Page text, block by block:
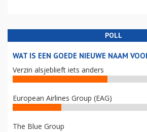
POLL
WAT IS EEN GOEDE NIEUWE NAAM
Verzin alsjeblieft iets anders
European Airlines Group (EAG)
The Blue Group